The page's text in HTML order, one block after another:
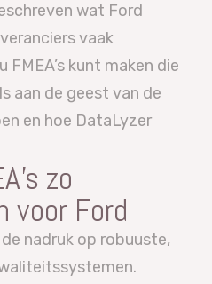
wat Ford
vaak
FMEA’s kunt maken die
aan de geest van de
en hoe DataLyzer
zo
voor Ford
nadruk op robuuste,